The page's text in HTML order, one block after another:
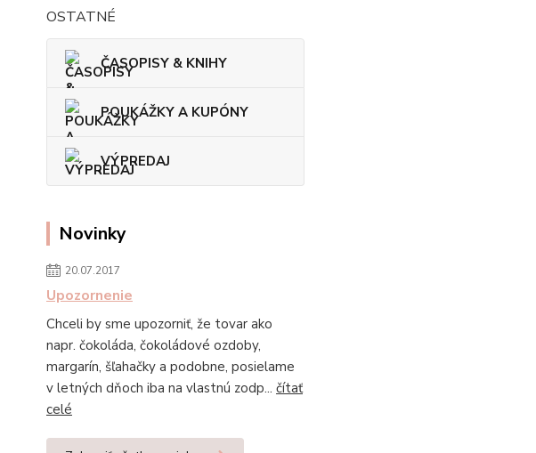
OSTATNÉ
ČASOPISY & KNIHY
POUKÁŽKY A KUPÓNY
VÝPREDAJ
Novinky
20.07.2017
Upozornenie
Chceli by sme upozorniť, že tovar ako
napr. čokoláda, čokoládové ozdoby,
margarín, šľahačky a podobne, posielame
v letných dňoch iba na vlastnú zodp... čítať
celé